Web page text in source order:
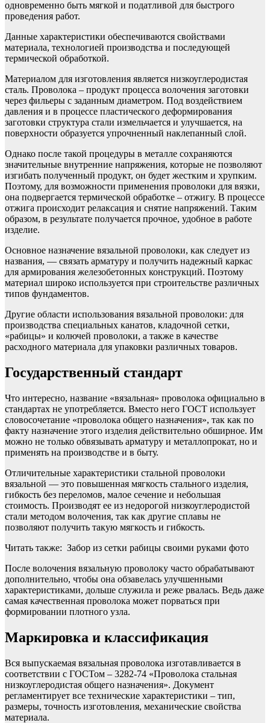
одновременно быть мягкой и податливой для быстрого
проведения работ.
Данные характеристики обеспечиваются свойствами
материала, технологией производства и последующей
термической обработкой.
Материалом для изготовления является низкоуглеродистая
сталь. Проволока – продукт процесса волочения заготовки
через фильеры с заданным диаметром. Под воздействием
давления и в процессе пластического деформирования
заготовки структура стали измельчается и улучшается, на
поверхности образуется упрочненный наклепанный слой.
Однако после такой процедуры в металле сохраняются
значительные внутренние напряжения, которые не позволяют
изгибать полученный продукт, он будет жестким и хрупким.
Поэтому, для возможности применения проволоки для вязки,
она подвергается термической обработке – отжигу. В процессе
отжига происходит релаксация и снятие напряжений. Таким
образом, в результате получается прочное, удобное в работе
изделие.
Основное назначение вязальной проволоки, как следует из
названия, — связать арматуру и получить надежный каркас
для армирования железобетонных конструкций. Поэтому
материал широко используется при строительстве различных
типов фундаментов.
Другие области использования вязальной проволоки: для
производства специальных канатов, кладочной сетки,
«рабицы» и колючей проволоки, а также в качестве
расходного материала для упаковки различных товаров.
Государственный стандарт
Что интересно, название «вязальная» проволока официально в
стандартах не употребляется. Вместо него ГОСТ использует
словосочетание «проволока общего назначения», так как по
факту назначение этого изделия действительно обширное. Им
можно не только обвязывать арматуру и металлопрокат, но и
применять на производстве и в быту.
Отличительные характеристики стальной проволоки
вязальной — это повышенная мягкость стального изделия,
гибкость без переломов, малое сечение и небольшая
стоимость. Производят ее из недорогой низкоуглеродистой
стали методом волочения, так как другие сплавы не
позволяют получить такую мягкость и гибкость.
Читать также: Забор из сетки рабицы своими руками фото
После волочения вязальную проволоку часто обрабатывают
дополнительно, чтобы она обзавелась улучшенными
характеристиками, дольше служила и реже рвалась. Ведь даже
самая качественная проволока может порваться при
формировании плотного узла.
Маркировка и классификация
Вся выпускаемая вязальная проволока изготавливается в
соответствии с ГОСТом – 3282-74 «Проволока стальная
низкоуглеродистая общего назначения». Документ
регламентирует все технические характеристики – тип,
размеры, точность изготовления, механические свойства
материала.